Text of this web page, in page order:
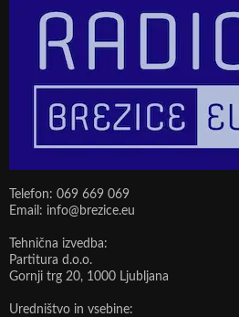
Telefon: 069 669 069
Email: info@brezice.eu
Tehnična izvedba:
Partitura d.o.o.
Gornji trg 20, 1000 Ljubljana
Uredništvo in vsebine: